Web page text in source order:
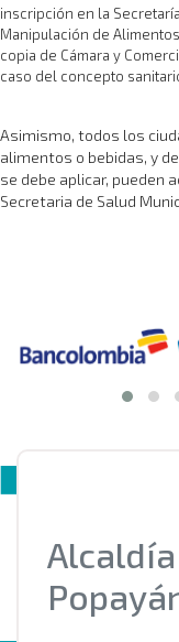
inscripción en la
Manipulación de
copia de Cámara y
caso del concepto
Asimismo, todos los
alimentos o bebidas, y
se debe aplicar, pueden
Secretaria de Salud